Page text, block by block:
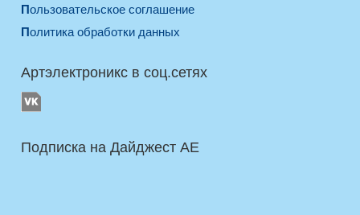
Пользовательское соглашение
Политика обработки данных
Артэлектроникс в соц.сетях
Подписка на Дайджест AE